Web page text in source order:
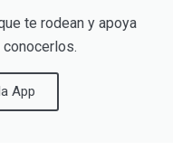
te rodean y apoya
App